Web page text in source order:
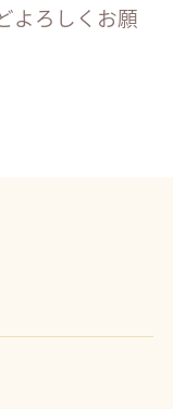
よろしくお願